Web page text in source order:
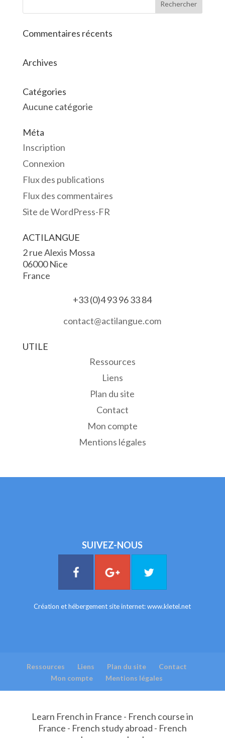
Commentaires récents
Archives
Catégories
Aucune catégorie
Méta
Inscription
Connexion
Flux des publications
Flux des commentaires
Site de WordPress-FR
ACTILANGUE
2 rue Alexis Mossa
06000 Nice
France
+33 (0)4 93 96 33 84
contact@actilangue.com
UTILE
Ressources
Liens
Plan du site
Contact
Mon compte
Mentions légales
SUIVEZ-NOUS
Création et hébergement site internet:www.kletel.net
Ressources Liens Plan du site
Contact
Mon compte
Mentions légales
Learn French in France - French course in
France - French study abroad - French